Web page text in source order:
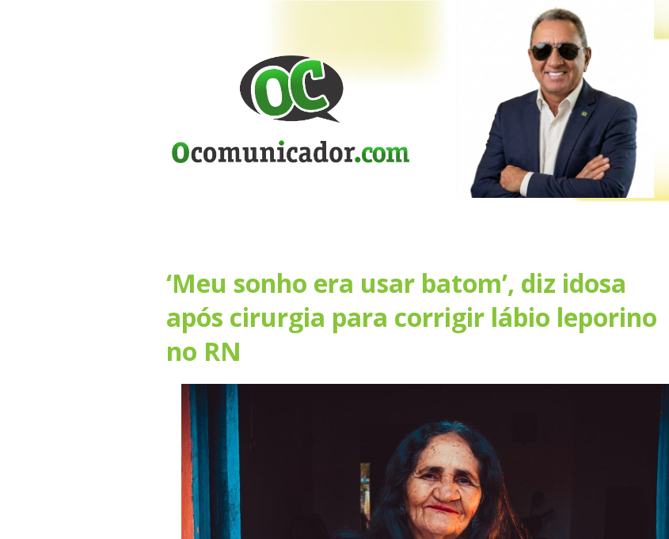
‘Meu sonho era usar batom’, diz idosa
após cirurgia para corrigir lábio leporino
no RN